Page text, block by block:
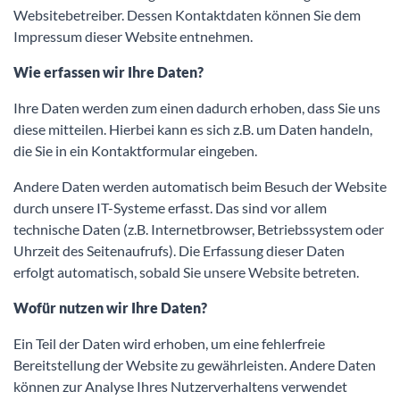
Websitebetreiber. Dessen Kontaktdaten können Sie dem
Impressum dieser Website entnehmen.
Wie erfassen wir Ihre Daten?
Ihre Daten werden zum einen dadurch erhoben, dass Sie uns
diese mitteilen. Hierbei kann es sich z.B. um Daten handeln,
die Sie in ein Kontaktformular eingeben.
Andere Daten werden automatisch beim Besuch der Website
durch unsere IT-Systeme erfasst. Das sind vor allem
technische Daten (z.B. Internetbrowser, Betriebssystem oder
Uhrzeit des Seitenaufrufs). Die Erfassung dieser Daten
erfolgt automatisch, sobald Sie unsere Website betreten.
Wofür nutzen wir Ihre Daten?
Ein Teil der Daten wird erhoben, um eine fehlerfreie
Bereitstellung der Website zu gewährleisten. Andere Daten
können zur Analyse Ihres Nutzerverhaltens verwendet